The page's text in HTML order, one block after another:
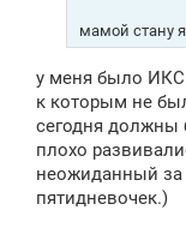
мамой стану
у меня было
к которым не
сегодня должны
плохо
неожиданный за
пятидневочек.)